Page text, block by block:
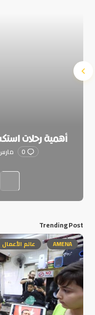
أهمية رحلات
0 مارس 1,
Trending Post
AMENA عالم الأعمال